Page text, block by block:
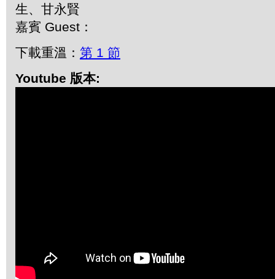
生、甘永賢
嘉賓 Guest：
下載重溫： 第 1 節
Youtube 版本: